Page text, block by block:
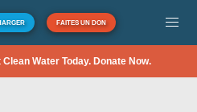
FAITES UN DON
Water Today. Donate Now.